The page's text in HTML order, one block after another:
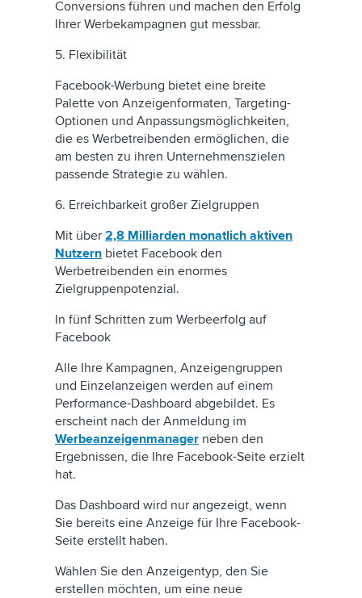
Conversions führen und machen den Erfolg
Ihrer Werbekampagnen gut messbar.
5. Flexibilität
Facebook-Werbung bietet eine breite
Palette von Anzeigenformaten, Targeting-
Optionen und Anpassungsmöglichkeiten,
die es Werbetreibenden ermöglichen, die
am besten zu ihren Unternehmenszielen
passende Strategie zu wählen.
6. Erreichbarkeit großer Zielgruppen
Mit über 2,8 Milliarden monatlich aktiven
Nutzern bietet Facebook den
Werbetreibenden ein enormes
Zielgruppenpotenzial.
In fünf Schritten zum Werbeerfolg auf
Facebook
Alle Ihre Kampagnen, Anzeigengruppen
und Einzelanzeigen werden auf einem
Performance-Dashboard abgebildet. Es
erscheint nach der Anmeldung im
Werbeanzeigenmanager neben den
Ergebnissen, die Ihre Facebook-Seite erzielt
hat.
Das Dashboard wird nur angezeigt, wenn
Sie bereits eine Anzeige für Ihre Facebook-
Seite erstellt haben.
Wählen Sie den Anzeigentyp, den Sie
erstellen möchten, um eine neue